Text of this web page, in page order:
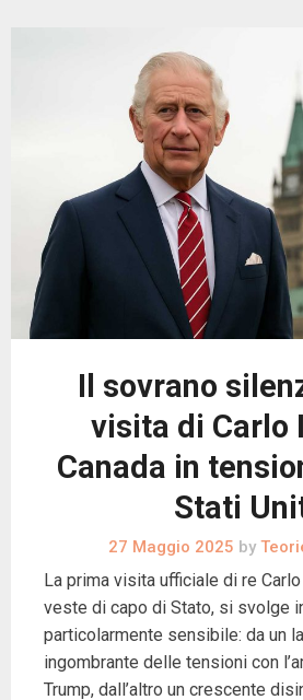
Il sovrano
visita di Carlo
Canada in
Stati
27 Maggio 2025 by
La prima visita ufficiale di re
veste di capo di Stato, si svolge
particolarmente sensibile: da un
ingombrante delle tensioni con
Trump, dall’altro un crescente